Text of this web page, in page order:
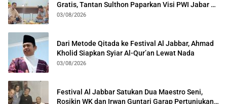
Gratis, Tantan Sulthon Paparkan Visi PWI Jabar di
Kota Bogor
03/08/2026
Dari Metode Qitada ke Festival Al Jabbar, Ahmad
Kholid Siapkan Syiar Al-Qur’an Lewat Nada
03/08/2026
Festival Al Jabbar Satukan Dua Maestro Seni,
Rosikin WK dan Irwan Guntari Garap Pertunjukan